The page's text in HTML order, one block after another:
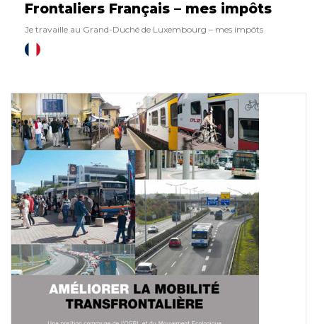
Frontaliers Français – mes impôts
Je travaille au Grand-Duché de Luxembourg – mes impôts
Français